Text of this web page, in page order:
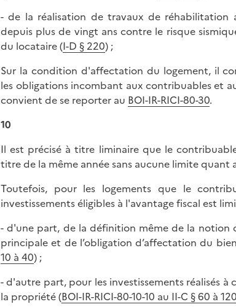
- de la réalisation de travaux de réhabilitation
depuis plus de vingt ans contre le risque
du locataire (I-D § 220) ;
Sur la condition d'affectation du logement, il
les obligations incombant aux contribuables et
convient de se reporter au BOI-IR-RICI-80-30.
10
Il est précisé à titre liminaire que le
titre de la même année sans aucune limite quant
Toutefois, pour les logements que le
investissements éligibles à l'avantage fiscal est
- d'une part, de la définition même de la
principale et de l’obligation d’affectation du
10 à 40) ;
- d'autre part, pour les investissements réalisés
la propriété (BOI-IR-RICI-80-10-10 au II-C § 60 à 120